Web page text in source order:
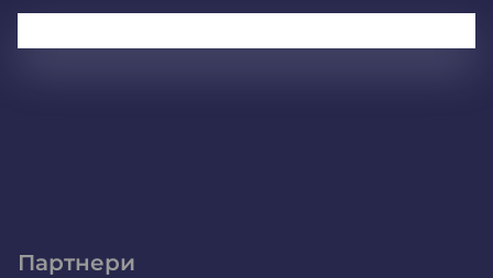
Партнери